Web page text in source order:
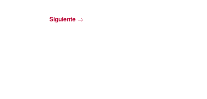
Siguiente →